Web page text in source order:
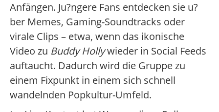
Anfängen. Ju?ngere Fans entdecken sie u?
ber Memes, Gaming-Soundtracks oder
virale Clips – etwa, wenn das ikonische
Video zu Buddy Hollywieder in Social Feeds
auftaucht. Dadurch wird die Gruppe zu
einem Fixpunkt in einem sich schnell
wandelnden Popkultur-Umfeld.